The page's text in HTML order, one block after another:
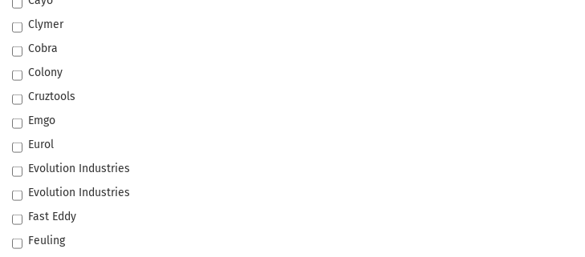
Clymer
Cobra
Colony
Cruztools
Emgo
Eurol
Evolution Industries
Evolution Industries
Fast Eddy
Feuling